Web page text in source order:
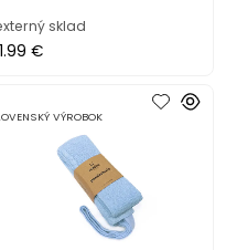
sklad
€
VÝROBOK